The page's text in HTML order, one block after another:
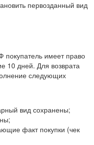
первозданный вид
покупатель имеет право
10 дней. Для возврата
следующих
вид сохранены;
факт покупки (чек